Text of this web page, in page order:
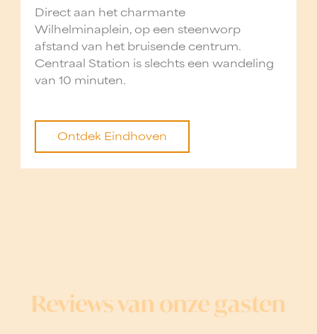
Direct aan het charmante
Wilhelminaplein, op een steenworp
afstand van het bruisende centrum.
Centraal Station is slechts een wandeling
van 10 minuten.
Ontdek Eindhoven
Reviews van onze gasten